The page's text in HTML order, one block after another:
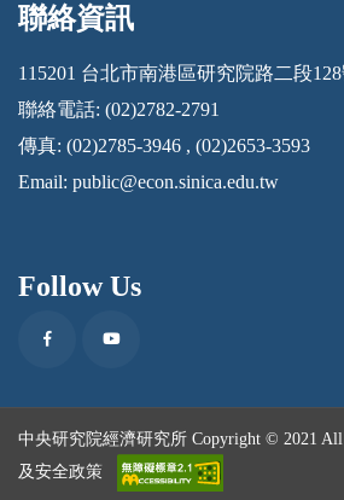
:::
聯絡資訊
115201 台北市南港區研究院路二段
聯絡電話: (02)2782-2791
傳真: (02)2785-3946 , (02)2653-3593
Email: public@econ.sinica.edu.tw
Follow Us
FacebookYoutube
中央研究院經濟研究所 Copyright © 2021 All
及安全政策